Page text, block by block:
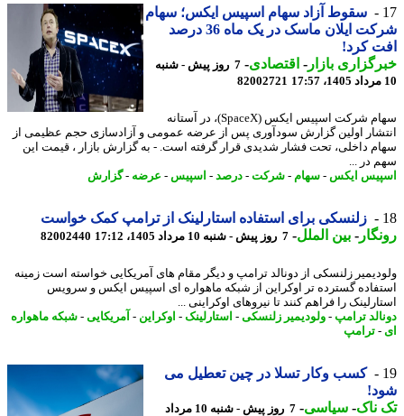
سقوط آزاد سهام اسپیس ایکس؛ سهام
شرکت ایلان ماسک در یک ماه 36 درصد
کرد!
بازار- اقتصادی- 7 روز پیش - شنبه
82002721
سهام شرکت اسپیس ایکس (SpaceX)، در آستانه
اولین گزارش سودآوری پس از عرضه عمومی و آزادسازی حجم عظیمی از
داخلی، تحت فشار شدیدی قرار گرفته است. - به گزارش بازار ، قیمت این
در ...
ایکس-سهام-شرکت-درصد-اسپیس-عرضه-گزارش
زلنسکی برای استفاده استارلینک از ترامپ کمک خواست
-بین الملل-7 روز پیش - شنبه 10 مرداد 1405، 17:12 82002440
زلنسکی از دونالد ترامپ و دیگر مقام های آمریکایی خواسته است زمینه
گسترده تر اوکراین از شبکه ماهواره ای اسپیس ایکس و سرویس
را فراهم کنند تا نیروهای اوکراینی ...
ترامپ -ولودیمیر زلنسکی-استارلینک -اوکراین- آمریکایی-شبکه ماهواره
ترامپ
کسب وکار تسلا در چین تعطیل می
-سیاسی-
7 روز پیش - شنبه 10 مرداد